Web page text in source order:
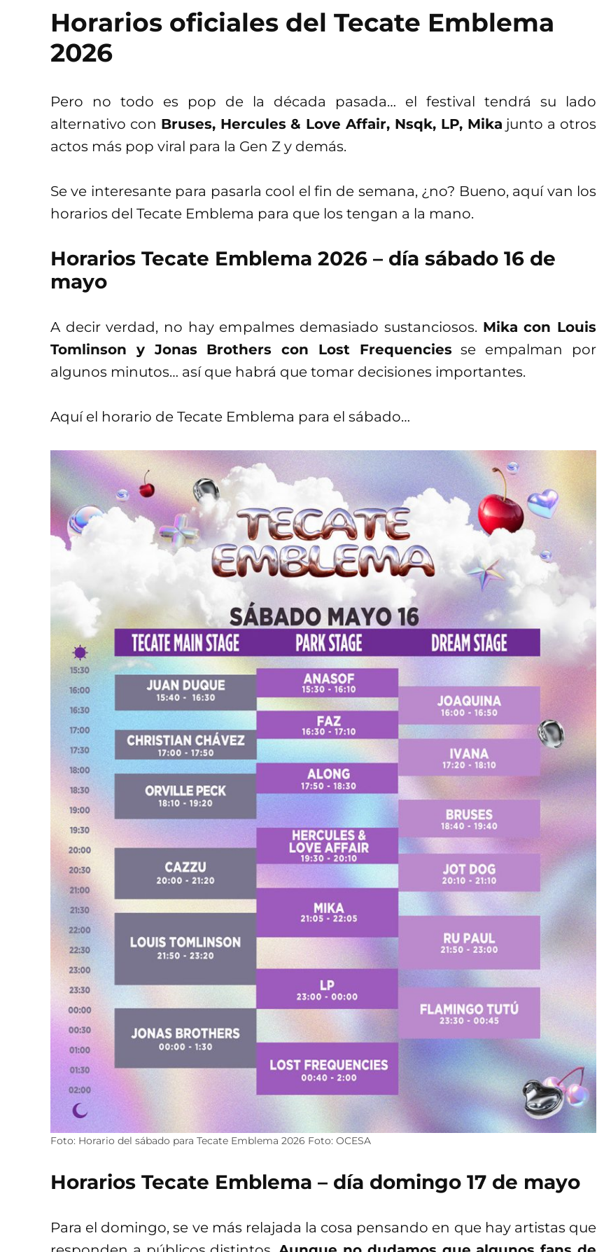
Horarios oficiales del Tecate Emblema
2026
Pero no todo es pop de la década pasada… el festival tendrá su lado
alternativo con Bruses, Hercules & Love Affair, Nsqk, LP, Mika junto a otros
actos más pop viral para la Gen Z y demás.
Se ve interesante para pasarla cool el fin de semana, ¿no? Bueno, aquí van los
horarios del Tecate Emblema para que los tengan a la mano.
Horarios Tecate Emblema 2026 – día sábado 16 de
mayo
A decir verdad, no hay empalmes demasiado sustanciosos. Mika con Louis
Tomlinson y Jonas Brothers con Lost Frequenciesse empalman por
algunos minutos… así que habrá que tomar decisiones importantes.
Aquí el horario de Tecate Emblema para el sábado…
Foto: Horario del sábado para Tecate Emblema 2026 Foto: OCESA
Horarios Tecate Emblema – día domingo 17 de mayo
Para el domingo, se ve más relajada la cosa pensando en que hay artistas que